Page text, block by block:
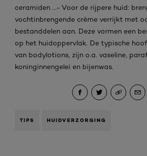
ceramiden ...- Voor de rijpere huid:
vochtinbrengende crème verrijkt met
bestanddelen aan. Deze vormen een
op het huidoppervlak. De typische
van bodylotions, zijn o.a. vaseline,
koninginnengelei en bijenwas.
TIPS HUIDVERZORGING